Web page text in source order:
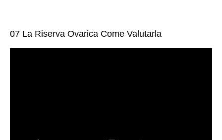
07 La Riserva Ovarica Come Valutarla